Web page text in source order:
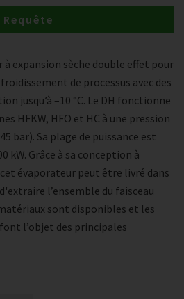
à expansion sèche double effet pour
de processus avec des
jusqu’à –10 °C. Le DH fonctionne
HFKW, HFO et HC à une pression
bar). Sa plage de puissance est
kW. Grâce à sa conception à
évaporateur peut être livré dans
l’ensemble du faisceau
sont disponibles et les
l’objet des principales
Requête